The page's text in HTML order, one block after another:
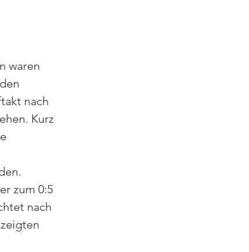
waren
nach
Kurz
zum 0:5
nach